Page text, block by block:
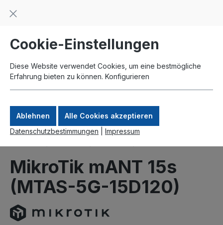
springen
Zahlung per Paypal
MikroTik mANT 15s
(MTAS-5G-15D120)
Cookie-Einstellungen
Diese Website verwendet Cookies, um eine bestmögliche
Erfahrung bieten zu können. Konfigurieren
Ablehnen
Alle Cookies akzeptieren
Datenschutzbestimmungen
Impressum